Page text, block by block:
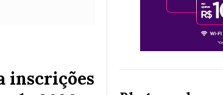
inscrições